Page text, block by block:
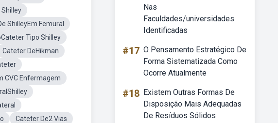
Shilley
ShilleyEm Femural
Tipo Shilley
Cateter DeHikman
CVC Enfermagem
Cateter De2 Vias
Nas
Faculdades/universidades
Identificadas
#17 O Pensamento Estratégico De
Forma Sistematizada Como
Ocorre Atualmente
#18 Existem Outras Formas De
Disposição Mais Adequadas
De Resíduos Sólidos